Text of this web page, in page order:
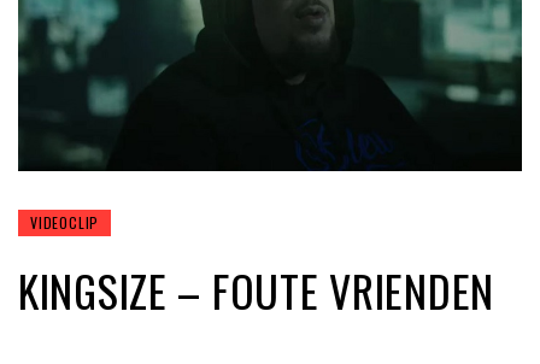
VIDEOCLIP
KINGSIZE – FOUTE VRIENDEN